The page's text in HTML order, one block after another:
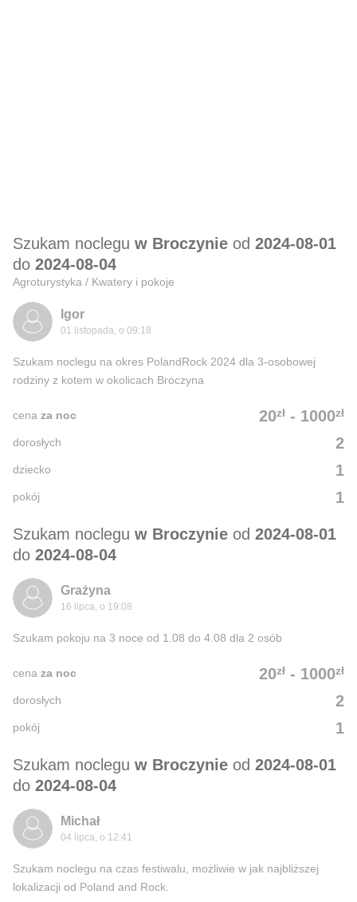
Szukam noclegu w Broczynie od 2024-08-01
do 2024-08-04
Agroturystyka / Kwatery i pokoje
Igor
01 listopada, o 09:18
Szukam noclegu na okres PolandRock 2024 dla 3-osobowej
rodziny z kotem w okolicach Broczyna
20zł - 1000zł
cena za noc
2
dorosłych
1
dziecko
1
pokój
Szukam noclegu w Broczynie od 2024-08-01
do 2024-08-04
Grażyna
16 lipca, o 19:08
Szukam pokoju na 3 noce od 1.08 do 4.08 dla 2 osób
20zł - 1000zł
cena za noc
2
dorosłych
1
pokój
Szukam noclegu w Broczynie od 2024-08-01
do 2024-08-04
Michał
04 lipca, o 12:41
Szukam noclegu na czas festiwalu, możliwie w jak najbliższej
lokalizacji od Poland and Rock.